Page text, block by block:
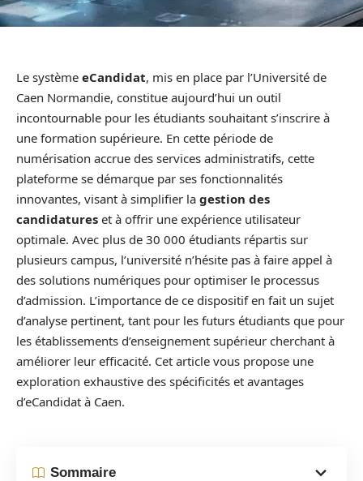
Le système eCandidat, mis en place par l’Université de
Caen Normandie, constitue aujourd’hui un outil
incontournable pour les étudiants souhaitant s’inscrire à
une formation supérieure. En cette période de
numérisation accrue des services administratifs, cette
plateforme se démarque par ses fonctionnalités
innovantes, visant à simplifier la gestion des
candidatures et à offrir une expérience utilisateur
optimale. Avec plus de 30 000 étudiants répartis sur
plusieurs campus, l’université n’hésite pas à faire appel à
des solutions numériques pour optimiser le processus
d’admission. L’importance de ce dispositif en fait un sujet
d’analyse pertinent, tant pour les futurs étudiants que pour
les établissements d’enseignement supérieur cherchant à
améliorer leur efficacité. Cet article vous propose une
exploration exhaustive des spécificités et avantages
d’eCandidat à Caen.
Sommaire